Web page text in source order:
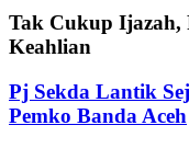
Tak Cukup Ijazah,
Keahlian
Pj Sekda Lantik
Pemko Banda Aceh